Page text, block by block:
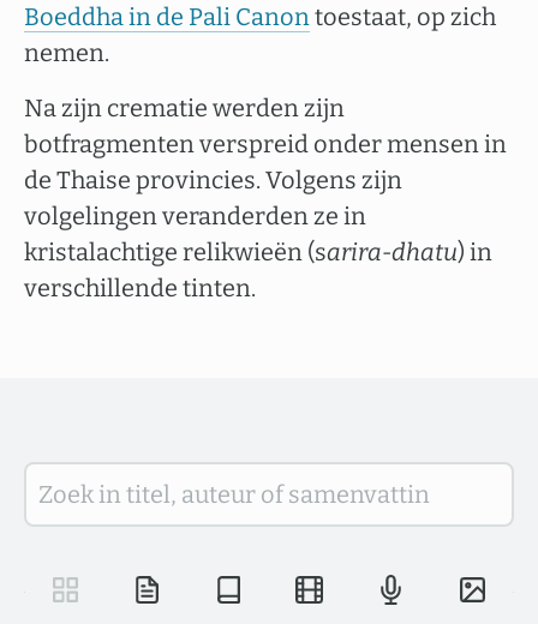
Boeddha in de Pali Canontoestaat, op zich
nemen.
Na zijn crematie werden zijn
botfragmenten verspreid onder mensen in
de Thaise provincies. Volgens zijn
volgelingen veranderden ze in
kristalachtige relikwieën (sarira-dhatu) in
verschillende tinten.